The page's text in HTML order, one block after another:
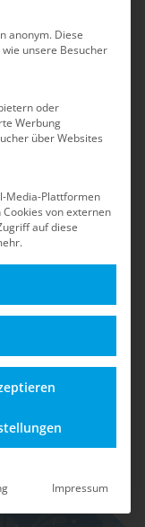
nach dem EOL
Shopware-
Sie Ihren
Angriffen,
und
Risiken –
und Best
anonym. Diese
unsere Besucher
oder
Werbung
über Websites
Media-Plattformen
von externen
auf diese
Impressum